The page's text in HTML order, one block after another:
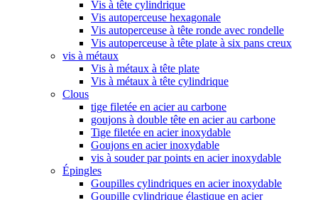
Vis à tête cylindrique
Vis autoperceuse hexagonale
Vis autoperceuse à tête ronde avec rondelle
Vis autoperceuse à tête plate à six pans creux
vis à métaux
Vis à métaux à tête plate
Vis à métaux à tête cylindrique
Clous
tige filetée en acier au carbone
goujons à double tête en acier au carbone
Tige filetée en acier inoxydable
Goujons en acier inoxydable
vis à souder par points en acier inoxydable
Épingles
Goupilles cylindriques en acier inoxydable
Goupille cylindrique élastique en acier